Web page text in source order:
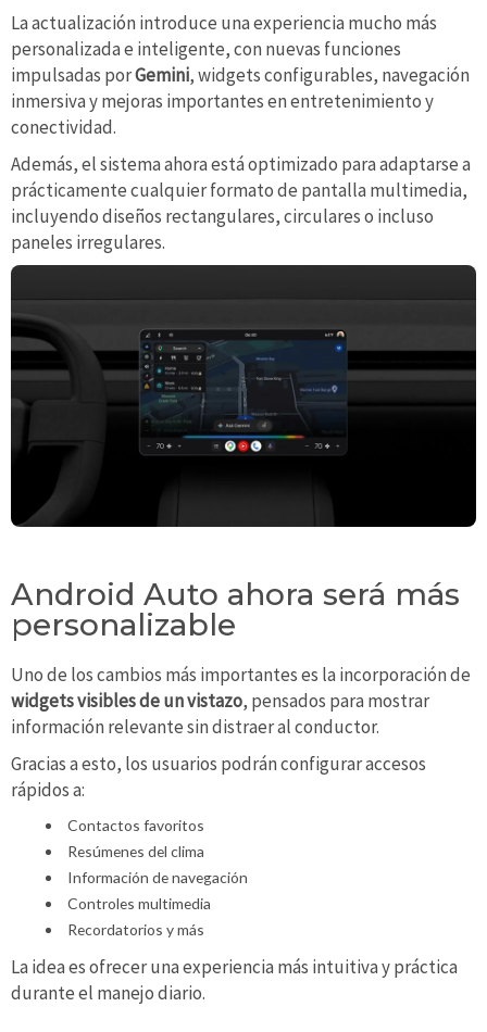
La actualización introduce una experiencia mucho más
personalizada e inteligente, con nuevas funciones
impulsadas porGemini, widgets configurables, navegación
inmersiva y mejoras importantes en entretenimiento y
conectividad.
Además, el sistema ahora está optimizado para adaptarse a
prácticamente cualquier formato de pantalla multimedia,
incluyendo diseños rectangulares, circulares o incluso
paneles irregulares.
Android Auto ahora será más
personalizable
Uno de los cambios más importantes es la incorporación de
widgets visibles de un vistazo, pensados para mostrar
información relevante sin distraer al conductor.
Gracias a esto, los usuarios podrán configurar accesos
rápidos a:
Contactos favoritos
Resúmenes del clima
Información de navegación
Controles multimedia
Recordatorios y más
La idea es ofrecer una experiencia más intuitiva y práctica
durante el manejo diario.